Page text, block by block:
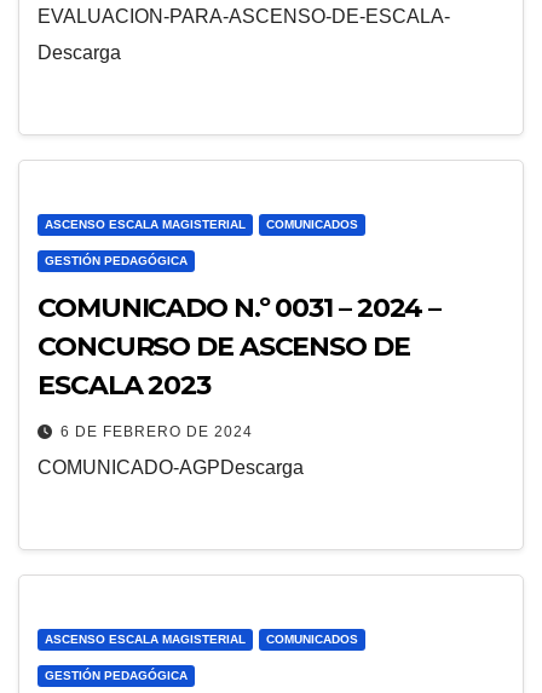
EVALUACION-PARA-ASCENSO-DE-ESCALA-
Descarga
ASCENSO ESCALA MAGISTERIAL COMUNICADOS
GESTIÓN PEDAGÓGICA
COMUNICADO N.º 0031 – 2024 –
CONCURSO DE ASCENSO DE
ESCALA 2023
6 DE FEBRERO DE 2024
COMUNICADO-AGPDescarga
ASCENSO ESCALA MAGISTERIAL COMUNICADOS
GESTIÓN PEDAGÓGICA